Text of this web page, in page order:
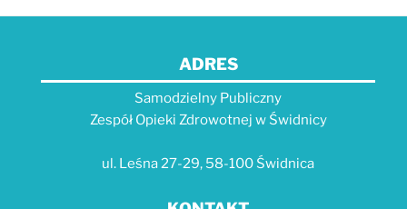
ADRES
Samodzielny Publiczny
Zespół Opieki Zdrowotnej w Świdnicy
ul. Leśna 27-29, 58-100 Świdnica